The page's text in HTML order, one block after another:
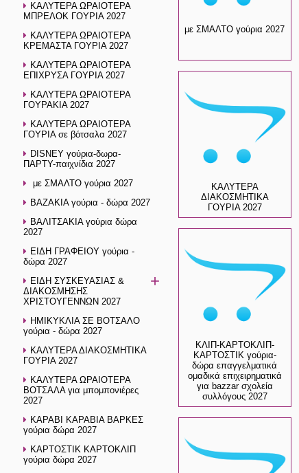
ΚΑΛΥΤΕΡΑ ΩΡΑΙΟΤΕΡΑ
ΜΠΡΕΛΟΚ ΓΟΥΡΙΑ 2027
ΚΑΛΥΤΕΡΑ ΩΡΑΙΟΤΕΡΑ
ΚΡΕΜΑΣΤΑ ΓΟΥΡΙΑ 2027
ΚΑΛΥΤΕΡΑ ΩΡΑΙΟΤΕΡΑ
ΕΠΙΧΡΥΣΑ ΓΟΥΡΙΑ 2027
ΚΑΛΥΤΕΡΑ ΩΡΑΙΟΤΕΡΑ
ΓΟΥΡΑΚΙΑ 2027
ΚΑΛΥΤΕΡΑ ΩΡΑΙΟΤΕΡΑ
ΓΟΥΡΙΑ σε βότσαλα 2027
DISNEY γούρια-δωρα-
ΠΑΡΤΥ-παιχνίδια 2027
με ΣΜΑΛΤΟ γούρια 2027
ΒΑΖΑΚΙΑ γούρια - δώρα 2027
ΒΑΛΙΤΣΑΚΙΑ γούρια δώρα
2027
ΕΙΔΗ ΓΡΑΦΕΙΟΥ γούρια -
δώρα 2027
ΕΙΔΗ ΣΥΣΚΕΥΑΣΙΑΣ &
ΔΙΑΚΟΣΜΗΣΗΣ
ΧΡΙΣΤΟΥΓΕΝΝΩΝ 2027
+
ΗΜΙΚΥΚΛΙΑ ΣΕ ΒΟΤΣΑΛΟ
γούρια - δώρα 2027
ΚΑΛΥΤΕΡΑ ΔΙΑΚΟΣΜΗΤΙΚΑ
ΓΟΥΡΙΑ 2027
ΚΑΛΥΤΕΡΑ ΩΡΑΙΟΤΕΡΑ
ΒΟΤΣΑΛΑ για μπομπονιέρες
2027
ΚΑΡΑΒΙ ΚΑΡΑΒΙΑ ΒΑΡΚΕΣ
γούρια δώρα 2027
ΚΑΡΤΟΣΤΙΚ ΚΑΡΤΟΚΛΙΠ
γούρια δώρα 2027
με ΣΜΑΛΤΟ γούρια 2027
ΚΑΛΥΤΕΡΑ
ΔΙΑΚΟΣΜΗΤΙΚΑ
ΓΟΥΡΙΑ 2027
ΚΛΙΠ-ΚΑΡΤΟΚΛΙΠ-
ΚΑΡΤΟΣΤΙΚ γούρια-
δώρα επαγγελματικά
ομαδικά επιχειρηματικά
για bazzar σχολεία
συλλόγους 2027